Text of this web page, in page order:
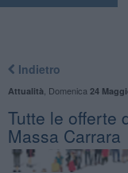
Indietro
Attualità Domenica 24
​Tutte le offerte
Massa Carrara